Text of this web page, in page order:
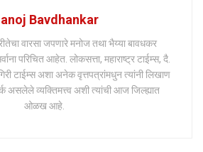
Bavdhankar
वारसा जपणारे मनोज तथा भैय्या बावधकर
परिचित आहेत. लोकसत्ता, महाराष्ट्र टाईम्स, दै.
टाईम्स अशा अनेक वृत्तपत्रांमधुन त्यांनी लिखाण
व्यक्तिमत्त्व अशी त्यांची आज जिल्ह्यात
ओळख आहे.